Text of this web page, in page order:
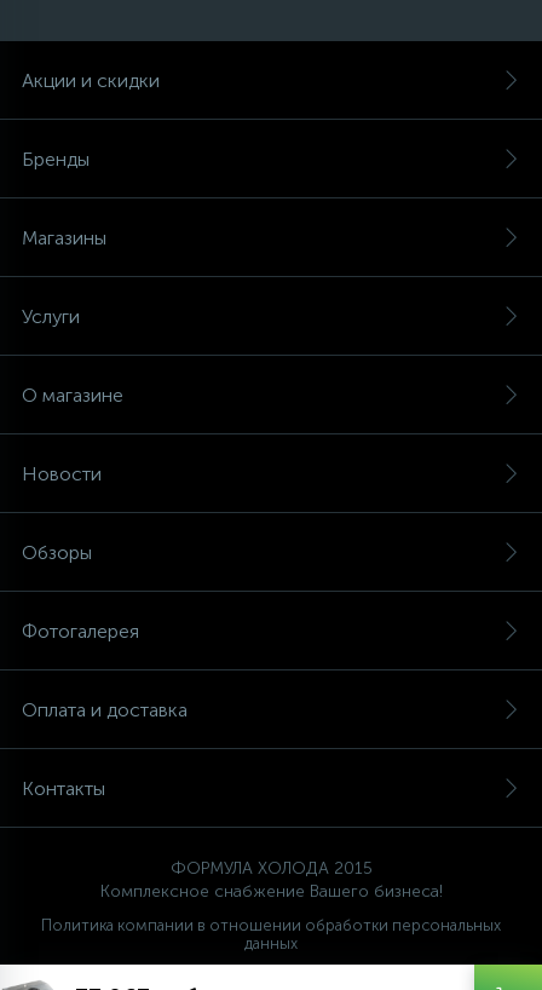
Акции и скидки
Бренды
Магазины
Услуги
О магазине
Новости
Обзоры
Фотогалерея
Оплата и доставка
Контакты
ФОРМУЛА ХОЛОДА 2015
Комплексное снабжение Вашего бизнеса!
Политика компании в отношении обработки персональных
данных